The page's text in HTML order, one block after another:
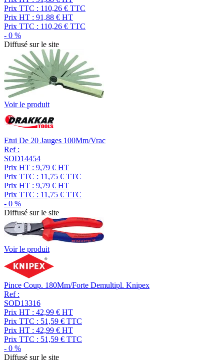
Prix TTC : 110,26 € TTC
Prix HT : 91,88 € HT
Prix TTC : 110,26 € TTC
- 0 %
Diffusé sur le site
Voir le produit
Etui De 20 Jauges 100Mm/Vrac
Ref :
SOD14454
Prix HT : 9,79 € HT
Prix TTC : 11,75 € TTC
Prix HT : 9,79 € HT
Prix TTC : 11,75 € TTC
- 0 %
Diffusé sur le site
Voir le produit
Pince Coup. 180Mm/Forte Demultipl. Knipex
Ref :
SOD13316
Prix HT : 42,99 € HT
Prix TTC : 51,59 € TTC
Prix HT : 42,99 € HT
Prix TTC : 51,59 € TTC
- 0 %
Diffusé sur le site